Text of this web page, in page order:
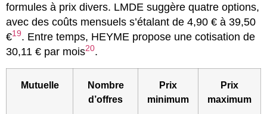
formules à prix divers. LMDE suggère quatre options,
avec des coûts mensuels s’étalant de 4,90 € à 39,50
€19. Entre temps, HEYME propose une cotisation de
30,11 € par mois20.
Mutuelle
Nombre
d’offres
Prix
minimum
Prix
maximum